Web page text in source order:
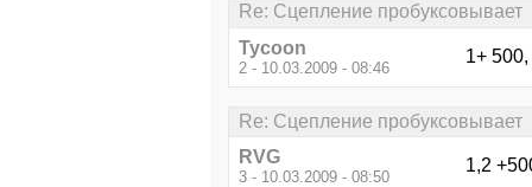
Re: Сцепление пробуксовывает
Tycoon
2 - 10.03.2009 - 08:46
1+
Re: Сцепление пробуксовывает
RVG
3 - 10.03.2009 - 08:50
1,2